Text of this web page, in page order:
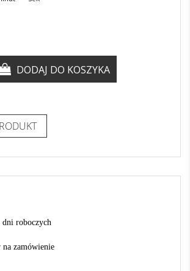
dni roboczych
zamówienie
DODAJ DO KOSZYKA